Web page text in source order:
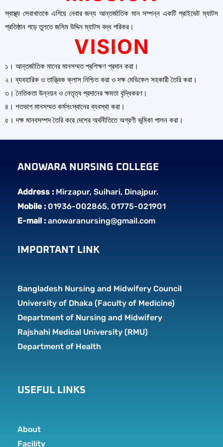
স্বাস্থ্য সেবাখাতকে এগিয়ে নেবার জন্য আন্তর্জাতিক মান সম্পন্ন একটি প্রাইভেট ম্যাটস
প্রতিষ্ঠান গড়ে তুলতে জসিম উদ্দিন ম্যাটস বদ্ধ পরিকর।
VISION
১। আন্তর্জাতিক মানের মানসম্মত প্রশিক্ষণ প্রদান করা।
২। ব্যবহারিক ও তাত্ত্বিক ক্লাস নিশ্চিত করা ও দক্ষ মেডিকেল সহকারী তৈরি করা।
৩। নৈতিকতা উন্নয়ন ও নেতৃত্ব প্রদানের ক্ষমতা বৃদ্ধিকরণ।
৪। শতভাগ মানসম্মত কর্মসংস্থানের ব্যবস্থা করা।
৫। দক্ষ মানবসম্পদ তৈরি করে দেশের অর্থনীতিতে অগ্রণী ভূমিকা পালন করা।
ANOWARA NURSING COLLEGE
Address : Mirzapur, Suihari, Dinajpur.
Mobile : 01936-002865, 01775-021901
E-mail : anowaranursing@gmail.com
IMPORTANT LINK
Bangladesh Nursing and Midwifery Council
University of Dhaka (Faculty of Medicine)
Department of Nursing and Midwifery
Rajshahi Medical University (RMU)
Department of Health
USEFUL LINKS
About
Facility